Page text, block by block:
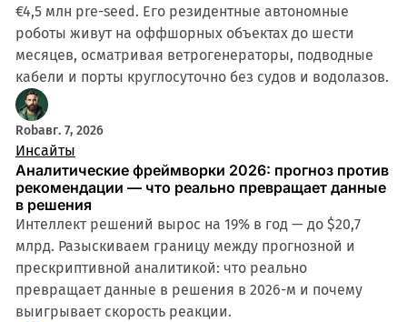
€4,5 млн pre-seed. Его резидентные автономные
роботы живут на оффшорных объектах до шести
месяцев, осматривая ветрогенераторы, подводные
кабели и порты круглосуточно без судов и водолазов.
Robавг. 7, 2026
Инсайты
Аналитические фреймворки 2026: прогноз против
рекомендации — что реально превращает данные
в решения
Интеллект решений вырос на 19% в год — до $20,7
млрд. Разыскиваем границу между прогнозной и
прескриптивной аналитикой: что реально
превращает данные в решения в 2026-м и почему
выигрывает скорость реакции.